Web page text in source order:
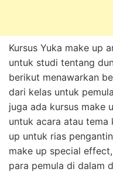
Kursus Yuka make up
untuk studi tentang
berikut menawarkan
dari kelas untuk
juga ada kursus make
untuk acara atau tema
up untuk rias
make up special
para pemula di dalam